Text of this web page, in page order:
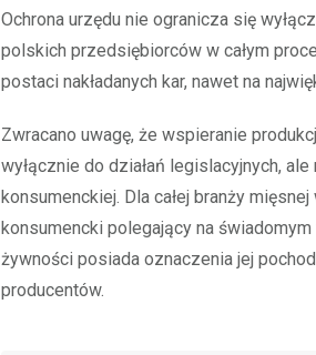
Ochrona urzędu nie ogranicza się
polskich przedsiębiorców w całym
postaci nakładanych kar, nawet na
Zwracano uwagę, że wspieranie
wyłącznie do działań legislacyjnych,
konsumenckiej. Dla całej branży
konsumencki polegający na
żywności posiada oznaczenia jej
producentów.